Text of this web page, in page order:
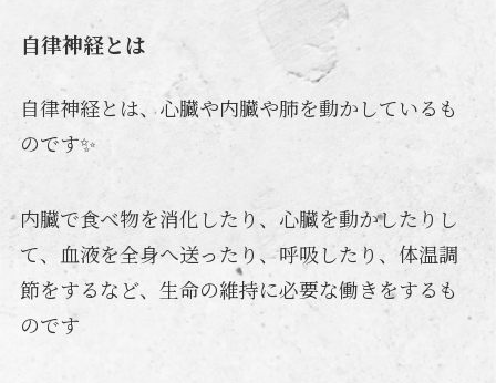
自律神経とは
自律神経とは、心臓や内臓や肺を動かしているも
のです✨
内臓で食べ物を消化したり、心臓を動かしたりし
て、血液を全身へ送ったり、呼吸したり、体温調
節をするなど、生命の維持に必要な働きをするも
のです